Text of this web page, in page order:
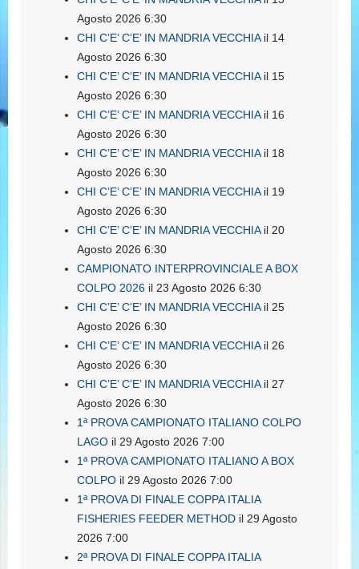
Agosto 2026 6:30
CHI C’E’ C’E’ IN MANDRIA VECCHIAil 14
Agosto 2026 6:30
CHI C’E’ C’E’ IN MANDRIA VECCHIAil 15
Agosto 2026 6:30
CHI C’E’ C’E’ IN MANDRIA VECCHIAil 16
Agosto 2026 6:30
CHI C’E’ C’E’ IN MANDRIA VECCHIAil 18
Agosto 2026 6:30
CHI C’E’ C’E’ IN MANDRIA VECCHIAil 19
Agosto 2026 6:30
CHI C’E’ C’E’ IN MANDRIA VECCHIAil 20
Agosto 2026 6:30
CAMPIONATO INTERPROVINCIALE A BOX
COLPO 2026 il 23 Agosto 2026 6:30
CHI C’E’ C’E’ IN MANDRIA VECCHIAil 25
Agosto 2026 6:30
CHI C’E’ C’E’ IN MANDRIA VECCHIAil 26
Agosto 2026 6:30
CHI C’E’ C’E’ IN MANDRIA VECCHIAil 27
Agosto 2026 6:30
1ª PROVA CAMPIONATO ITALIANO COLPO
LAGO il 29 Agosto 2026 7:00
1ª PROVA CAMPIONATO ITALIANO A BOX
COLPO il 29 Agosto 2026 7:00
1ª PROVA DI FINALE COPPA ITALIA
FISHERIES FEEDER METHOD il 29 Agosto
2026 7:00
2ª PROVA DI FINALE COPPA ITALIA